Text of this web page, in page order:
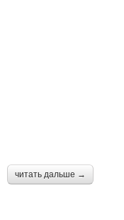
читать дальше →